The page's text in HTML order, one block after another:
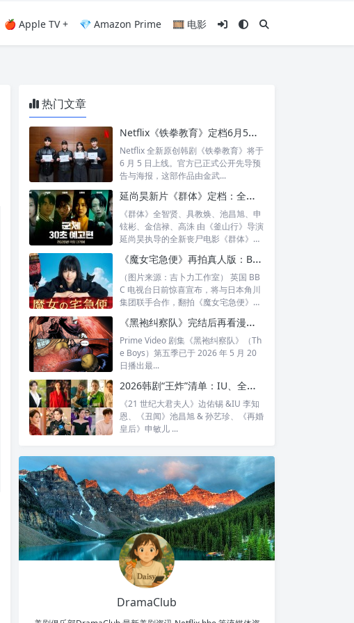
🍎 Apple TV + 💎 Amazon Prime 🎞️ 电影
热门文章
Netflix《铁拳教育》定档6月5日：金武烈、李星民集结出击，这次要用铁腕重整失控校园
Netflix 全新原创韩剧《铁拳教育》将于
6 月 5 日上线。官方已正式公开先导预
告与海报，这部作品由金武...
延尚昊新片《群体》定档：全智贤时隔11年回归大银幕，池昌旭、具教焕联手闯丧尸危机
《群体》全智贤、具教焕、池昌旭、申
铉彬、金信禄、高洙 由《釜山行》导演
延尚昊执导的全新丧尸电影《群体》正
《魔女宅急便》再拍真人版：BBC 联手角川打造“英国版”剧集
（图片来源：吉卜力工作室） 英国 BB
C 电视台日前惊喜宣布，将与日本角川
集团联手合作，翻拍《魔女宅急便》的
《黑袍纠察队》完结后再看漫画结局：护国超人之死，比剧版残酷得多
Prime Video 剧集《黑袍纠察队》（Th
e Boys）第五季已于 2026 年 5 月 20
日播出最...
2026韩剧“王炸”清单：IU、全智贤、宋慧乔领衔回归，30对神仙CP谁最让你心动？
《21 世纪大君夫人》边佑锡 &IU 李知
恩、《丑闻》池昌旭 & 孙艺珍、《再婚
皇后》申敏儿 ...
DramaClub